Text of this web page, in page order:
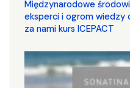
Międzynarodowe
eksperci i ogrom wiedzy
za nami kurs ICEPACT